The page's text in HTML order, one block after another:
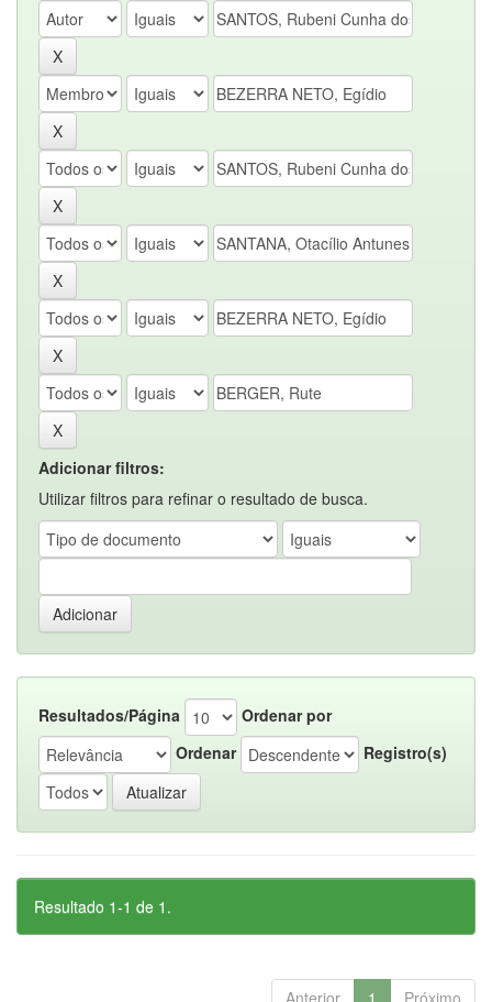
Adicionar filtros:
Utilizar filtros para refinar o resultado de busca.
Resultados/Página
Ordenar por
Ordenar
Registro(s)
Resultado 1-1 de 1.
Anterior 1 Próximo